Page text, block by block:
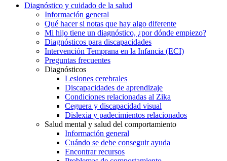
Diagnóstico y cuidado de la salud
Información general
Qué hacer si notas que hay algo diferente
Mi hijo tiene un diagnóstico, ¿por dónde empiezo?
Diagnósticos para discapacidades
Intervención Temprana en la Infancia (ECI)
Preguntas frecuentes
Diagnósticos
Lesiones cerebrales
Discapacidades de aprendizaje
Condiciones relacionadas al Zika
Ceguera y discapacidad visual
Dislexia y padecimientos relacionados
Salud mental y salud del comportamiento
Información general
Cuándo se debe conseguir ayuda
Encontrar recursos